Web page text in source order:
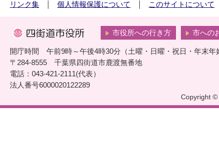
リンク集 個人情報保護について このサイトについて
市役所への行き方 市への
開庁時間 午前9時～午後4時30分（土曜・日曜・祝日・年末年
〒284-8555 千葉県四街道市鹿渡無番地
電話：043-421-2111(代表）
法人番号6000020122289
Copyright ©